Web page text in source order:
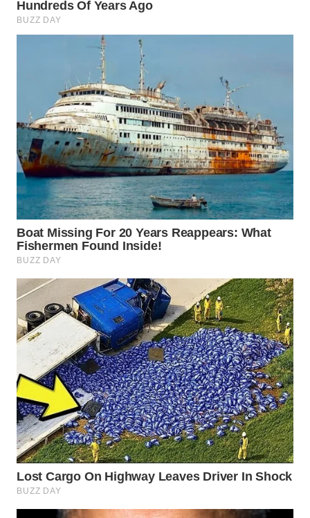
WN
SAMOSIR
WN
PADANG
LAWAS
WN
SUMEDANG
WN
WN
KEPULAUAN
SERIBU
WN
TANGERANG
WN
BINJAI
WN
CIREBON